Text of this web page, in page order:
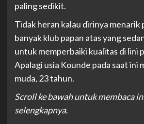
paling sedikit.
Tidak heran kalau dirinya menarik
banyak klub papan atas yang
untuk memperbaiki kualitas di lini
Apalagi usia Kounde pada saat ini
muda, 23 tahun.
Scroll ke bawah untuk membaca
selengkapnya.